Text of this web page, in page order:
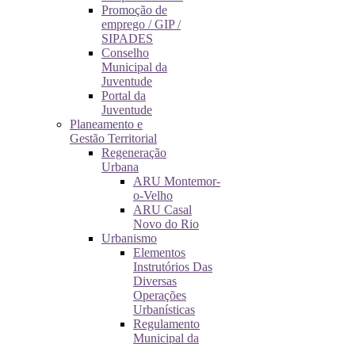
Promoção de
emprego / GIP /
SIPADES
Conselho
Municipal da
Juventude
Portal da
Juventude
Planeamento e
Gestão Territorial
Regeneração
Urbana
ARU Montemor-
o-Velho
ARU Casal
Novo do Rio
Urbanismo
Elementos
Instrutórios Das
Diversas
Operações
Urbanísticas
Regulamento
Municipal da